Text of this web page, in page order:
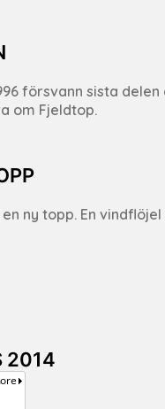
försvann sista
om Fjeldtop.
ny topp. En
2014